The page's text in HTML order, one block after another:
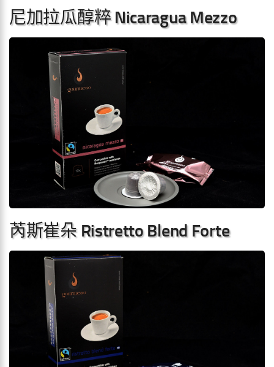
尼加拉瓜醇粹 Nicaragua Mezzo
芮斯崔朵 Ristretto Blend Forte